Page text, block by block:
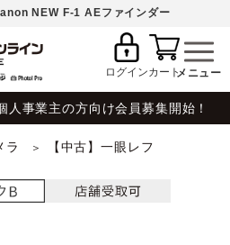
NEW F-1 AEファインダー
ログインカート
人事業主の方向け会員募集開始！
ラ 【中古】一眼レフ